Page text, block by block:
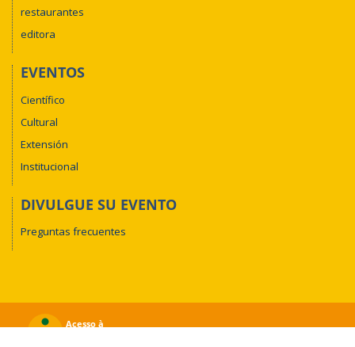
restaurantes
editora
EVENTOS
Científico
Cultural
Extensión
Institucional
DIVULGUE SU EVENTO
Preguntas frecuentes